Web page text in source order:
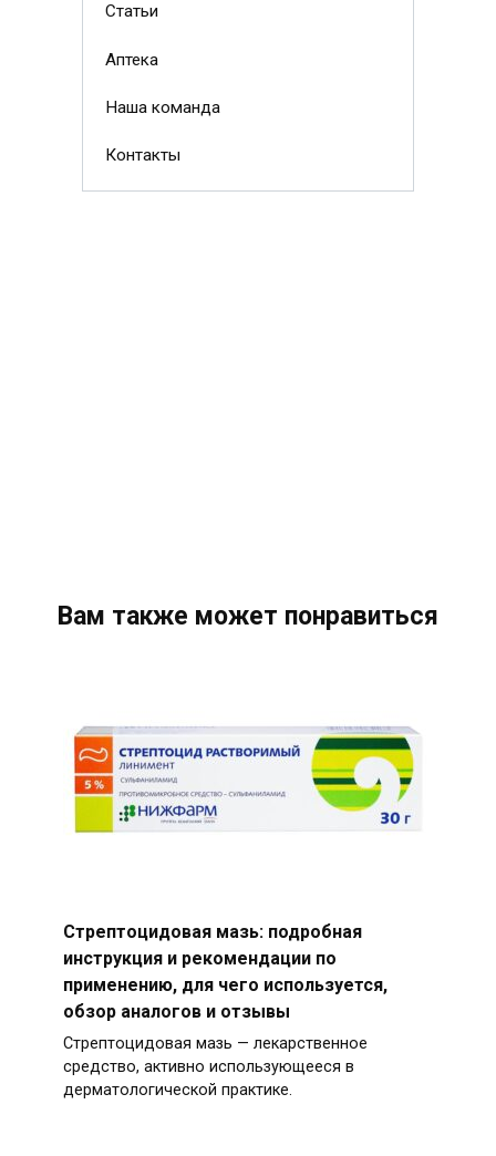
Статьи
Аптека
Наша команда
Контакты
Вам также может понравиться
Стрептоцидовая мазь: подробная
инструкция и рекомендации по
применению, для чего используется,
обзор аналогов и отзывы
Стрептоцидовая мазь — лекарственное
средство, активно использующееся в
дерматологической практике.